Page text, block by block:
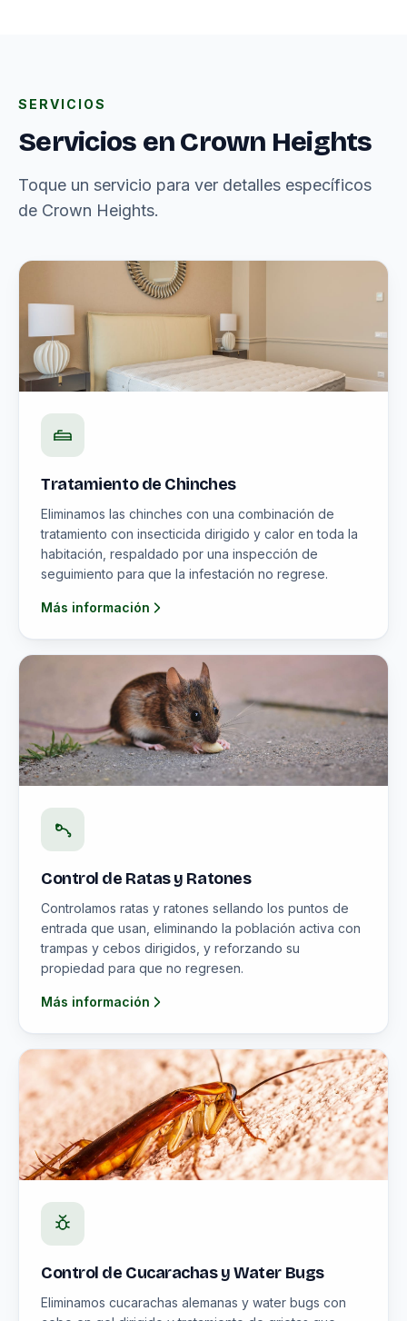
SERVICIOS
Servicios en Crown Heights
Toque un servicio para ver detalles específicos
de Crown Heights.
Tratamiento de Chinches
Eliminamos las chinches con una combinación de
tratamiento con insecticida dirigido y calor en toda la
habitación, respaldado por una inspección de
seguimiento para que la infestación no regrese.
Más información
Control de Ratas y Ratones
Controlamos ratas y ratones sellando los puntos de
entrada que usan, eliminando la población activa con
trampas y cebos dirigidos, y reforzando su
propiedad para que no regresen.
Más información
Control de Cucarachas y Water Bugs
Eliminamos cucarachas alemanas y water bugs con